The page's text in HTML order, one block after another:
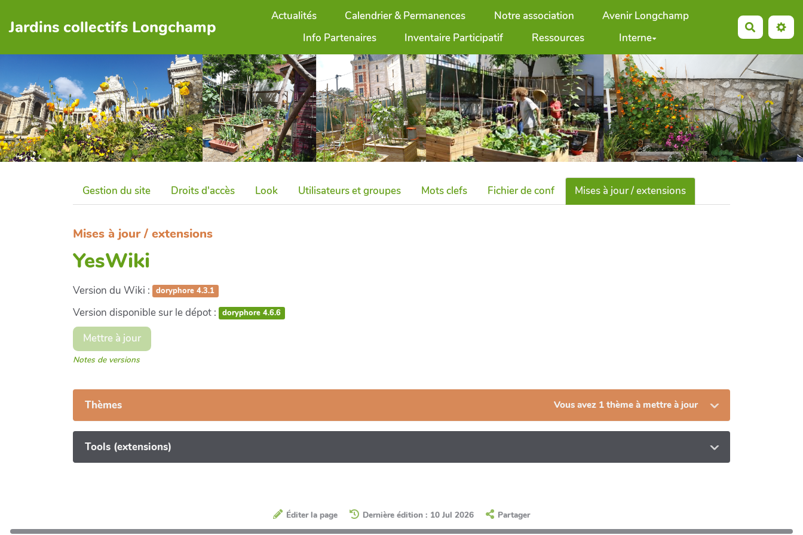
Jardins collectifs Longchamp
Actualités Calendrier & Permanences Notre association
Avenir Longchamp
Info Partenaires
Inventaire Participatif Ressources Interne
Gestion du site Droits d'accès Look Utilisateurs et groupes Mots clefs Fichier de conf Mises à jour / extensions
Mises à jour / extensions
YesWiki
Version du Wiki : doryphore 4.3.1
Version disponible sur le dépot : doryphore 4.6.6
Mettre à jour
Notes de versions
Thèmes Vous avez 1 thème à mettre à jour
Tools (extensions)
Éditer la page Dernière édition : 10 Jul 2026 Partager